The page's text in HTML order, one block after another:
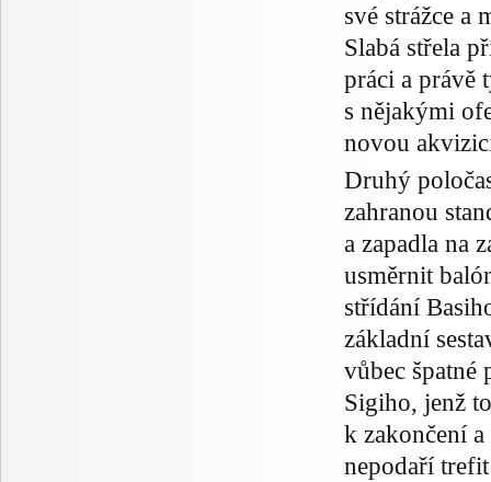
své strážce a
Slabá střela
práci a právě
s nějakými
novou
Druhý
zahranou
a zapadla na
usměrnit
střídání
základní
vůbec špatné
Sigiho, jenž
k zakončení
nepodaří